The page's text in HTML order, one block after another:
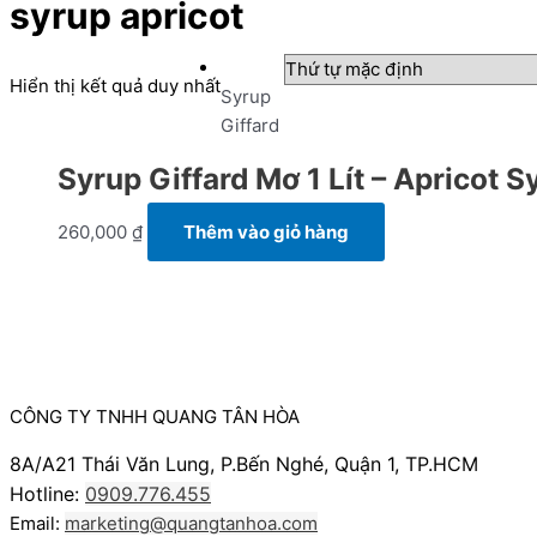
syrup apricot
Hiển thị kết quả duy nhấtSyrup
Giffard
Syrup Giffard Mơ 1 Lít – Apricot
260,000 ₫ Thêm vào giỏ hàng
CÔNG TY TNHH QUANG TÂN HÒA
8A/A21 Thái Văn Lung, P.Bến Nghé, Quận 1, TP.HCM
Hotline: 0909.776.455
Email: marketing@quangtanhoa.com